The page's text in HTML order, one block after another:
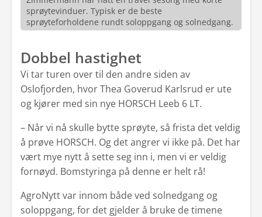
sprøytevinduer. Typisk er de beste
sprøyteforholdene rundt soloppgang og solnedgang.
Dobbel hastighet
Vi tar turen over til den andre siden av
Oslofjorden, hvor Thea Goverud Karlsrud er ute
og kjører med sin nye HORSCH Leeb 6 LT.
– Når vi nå skulle bytte sprøyte, så frista det veldig
å prøve HORSCH. Og det angrer vi ikke på. Det har
vært mye nytt å sette seg inn i, men vi er veldig
fornøyd. Bomstyringa på denne er helt rå!
AgroNytt var innom både ved solnedgang og
soloppgang, for det gjelder å bruke de timene